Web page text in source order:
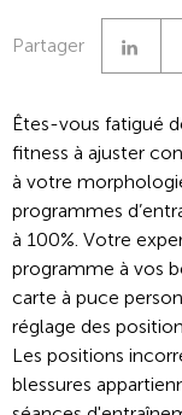
Partager
Êtes-vous fatigué
fitness à ajuster
à votre
programmes
à 100%. Votre
programme à vos
carte à puce
réglage des
Les positions
blessures